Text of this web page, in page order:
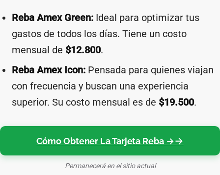
Reba Amex Green: Ideal para optimizar tus
gastos de todos los días. Tiene un costo
mensual de $12.800.
Reba Amex Icon: Pensada para quienes viajan
con frecuencia y buscan una experiencia
superior. Su costo mensual es de $19.500.
Cómo Obtener La Tarjeta Reba →
Permanecerá en el sitio actual